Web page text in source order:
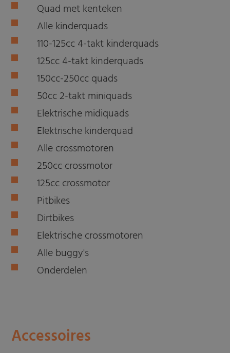
Quad met kenteken
Alle kinderquads
110-125cc 4-takt kinderquads
125cc 4-takt kinderquads
150cc-250cc quads
50cc 2-takt miniquads
Elektrische midiquads
Elektrische kinderquad
Alle crossmotoren
250cc crossmotor
125cc crossmotor
Pitbikes
Dirtbikes
Elektrische crossmotoren
Alle buggy's
Onderdelen
Accessoires